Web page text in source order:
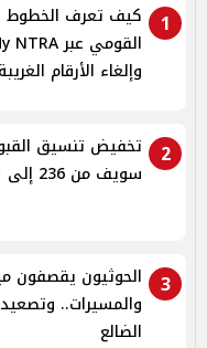
1
كيف تعرف الخطوط
وإلغاء الأرقام الغريبة
2
تخفيض تنسيق
سويف من 236 إلى 231 درجة
3
الحوثيون يقصفون
والمسيرات..
الضالع